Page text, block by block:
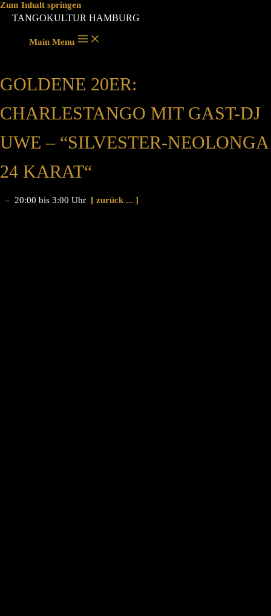
Zum Inhalt springen
TANGOKULTUR HAMBURG
Main Menu
GOLDENE 20ER:
CHARLESTANGO MIT GAST-DJ
UWE – “SILVESTER-NEOLONGA
24 KARAT“
– 20:00 bis 3:00 Uhr [ zurück ... ]